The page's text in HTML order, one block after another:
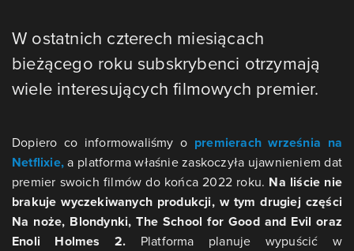
W ostatnich czterech miesiącach
bieżącego roku subskrybenci otrzymają
wiele interesujących filmowych premier.
Dopiero co informowaliśmy o premierach września na
Netflixie,a platforma właśnie zaskoczyła ujawnieniem dat
premier swoich filmów do końca 2022 roku. Na liście nie
brakuje wyczekiwanych produkcji, w tym drugiej części
Na noże, Blondynki, The School for Good and Evil oraz
Enoli Holmes 2. Platforma planuje wypuścić w